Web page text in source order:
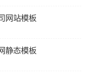
网站模板
静态模板